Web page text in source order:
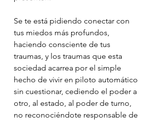
Se te está pidiendo conectar con
tus miedos más profundos,
haciendo consciente de tus
traumas, y los traumas que esta
sociedad acarrea por el simple
hecho de vivir en piloto automático
sin cuestionar, cediendo el poder a
otro, al estado, al poder de turno,
no reconociéndote responsable de